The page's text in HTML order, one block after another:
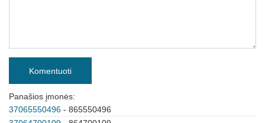
Komentuoti
Panašios įmonės:
37065550496 - 865550496